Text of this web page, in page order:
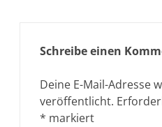
Schreibe einen
Deine E-Mail-Adresse
veröffentlicht.
* markiert